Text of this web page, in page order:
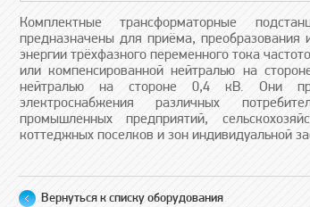
Комплектные трансформаторные
предназначены для приёма, преобразования
энергии трёхфазного переменного тока
или компенсированной нейтралью на
нейтралью на стороне 0,4 кВ. Они
электроснабжения различных
промышленных предприятий,
коттеджных поселков и зон индивидуальной
Вернуться к списку оборудования